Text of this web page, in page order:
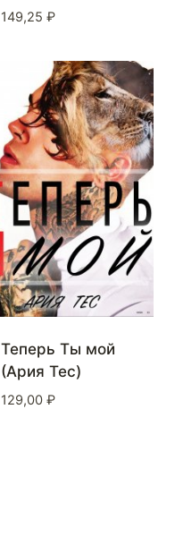
149,25 ₽
Теперь Ты мой
(Ария Тес)
129,00 ₽